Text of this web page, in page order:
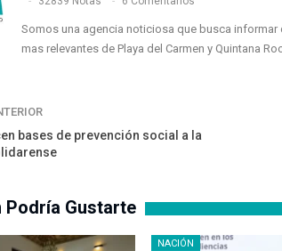
Somos una agencia noticiosa que busca
mas relevantes de Playa del Carmen y Quintana
bases de prevención social a la
Podría Gustarte
NACIÓN